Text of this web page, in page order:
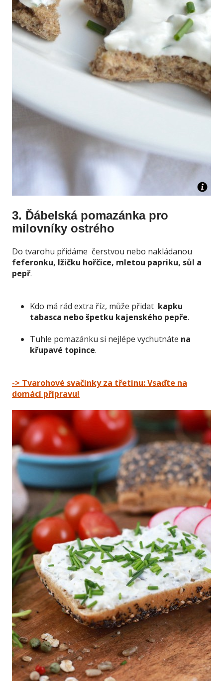
3. Ďábelská pomazánka pro
milovníky ostrého
Do tvarohu přidáme čerstvou nebo nakládanou
feferonku, lžičku hořčice, mletou papriku, sůl a
pepř.
Kdo má rád extra říz, může přidat kapku
tabasca nebo špetku kajenského pepře.
Tuhle pomazánku si nejlépe vychutnáte na
křupavé topince.
-> Tvarohové svačinky za třetinu: Vsaďte na
domácí přípravu!